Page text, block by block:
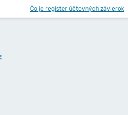
Čo je register účtovných závierok